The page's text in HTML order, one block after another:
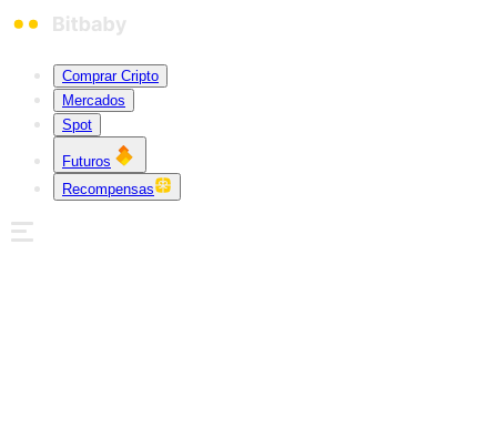
Comprar Cripto
Mercados
Spot
Futuros
Recompensas